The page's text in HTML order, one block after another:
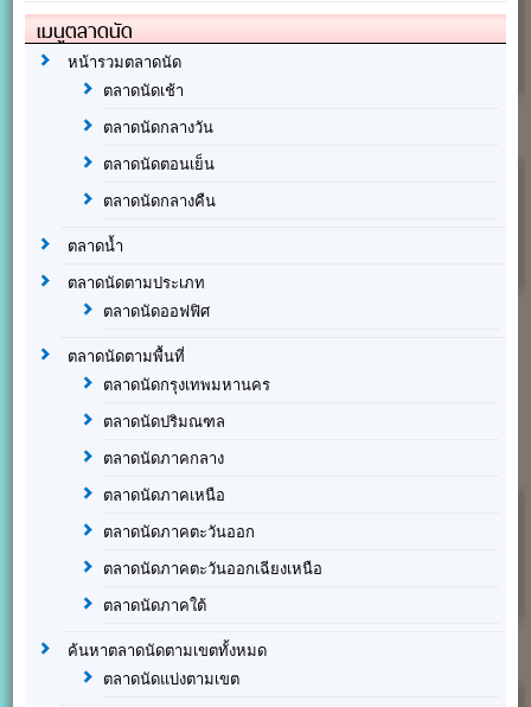
เมนูตลาดนัด
หน้ารวมตลาดนัด
ตลาดนัดเช้า
ตลาดนัดกลางวัน
ตลาดนัดตอนเย็น
ตลาดนัดกลางคืน
ตลาดน้ำ
ตลาดนัดตามประเภท
ตลาดนัดออฟฟิศ
ตลาดนัดตามพื้นที่
ตลาดนัดกรุงเทพมหานคร
ตลาดนัดปริมณฑล
ตลาดนัดภาคกลาง
ตลาดนัดภาคเหนือ
ตลาดนัดภาคตะวันออก
ตลาดนัดภาคตะวันออกเฉียงเหนือ
ตลาดนัดภาคใต้
ค้นหาตลาดนัดตามเขตทั้งหมด
ตลาดนัดแบ่งตามเขต